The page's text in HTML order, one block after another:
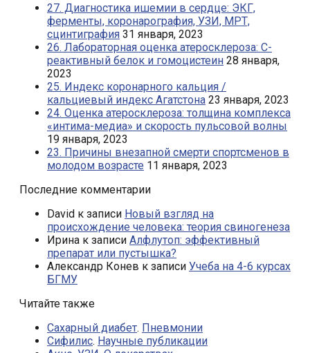
27. Диагностика ишемии в сердце: ЭКГ,
ферменты, коронарография, УЗИ, МРТ,
сцинтиграфия 31 января, 2023
26. Лабораторная оценка атеросклероза: С-
реактивный белок и гомоцистеин 28 января,
2023
25. Индекс коронарного кальция /
кальциевый индекс Агатстона 23 января, 2023
24. Оценка атеросклероза: толщина комплекса
«интима-медиа» и скорость пульсовой волны
19 января, 2023
23. Причины внезапной смерти спортсменов в
молодом возрасте 11 января, 2023
Последние комментарии
David к записи Новый взгляд на
происхождение человека: теория свиногенеза
Ирина к записи Алфлутоп: эффективный
препарат или пустышка?
Александр Конев к записи Учеба на 4-6 курсах
БГМУ
Читайте также
Сахарный диабет. Пневмонии
Сифилис. Научные публикации